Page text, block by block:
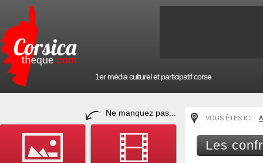
1er média culturel et participatif corse
Ne manquez pas...
VOUS ÊTES ICI :
Les